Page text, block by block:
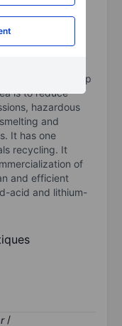
refining
minerals and
AquaRefining
method
from battery
a closed-loop
is to reduce
hazardous
and
It has one
recycling. It
of
and efficient
acid and lithium-
/